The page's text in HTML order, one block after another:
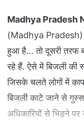
Madhya Pradesh
(Madhya Pradesh)
हुआ है... तो दूसरी तरफ
रहे हैं. ऐसे में बिजली की
जिसके चलते लोगों में
बिजली काटे जाने से
अधिकारियों से भिड़ने